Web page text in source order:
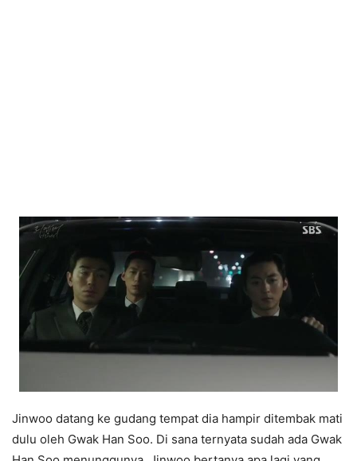
Jinwoo datang ke gudang tempat dia hampir ditembak mati
dulu oleh Gwak Han Soo. Di sana ternyata sudah ada Gwak